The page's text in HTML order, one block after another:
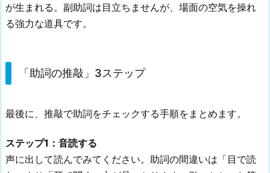
が生まれる。副助詞は目立ちませんが、場面の空気を操れ
る強力な道具です。
「助詞の推敲」3ステップ
最後に、推敲で助詞をチェックする手順をまとめます。
ステップ1：音読する
声に出して読んでみてください。助詞の間違いは「目で読